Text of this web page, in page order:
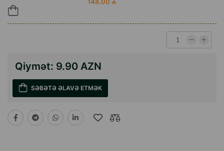
Qiymət: 9.90 AZN
SƏBƏTƏ ƏLAVƏ ETMƏK